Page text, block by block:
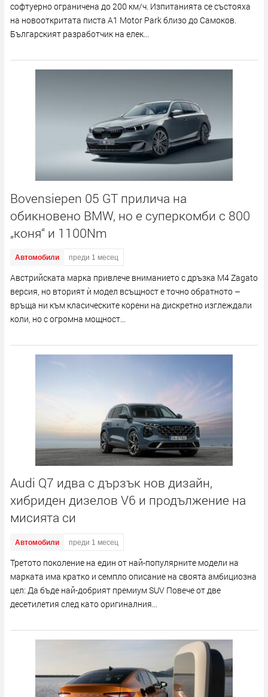
софтуерно ограничена до 200 км/ч. Изпитанията се състояха
на новооткритата писта A1 Motor Park близо до Самоков.
Българският разработчик на елек...
Bovensiepen 05 GT прилича на
обикновено BMW, но е суперкомби с 800
„коня“ и 1100Nm
Автомобили преди 1 месец
Австрийската марка привлече вниманието с дръзка M4 Zagato
версия, но вторият ѝ модел всъщност е точно обратното –
връща ни към класическите корени на дискретно изглеждали
коли, но с огромна мощност...
Audi Q7 идва с дързък нов дизайн,
хибриден дизелов V6 и продължение на
мисията си
Автомобили преди 1 месец
Третото поколение на един от най-популярните модели на
марката има кратко и семпло описание на своята амбициозна
цел: Да бъде най-добрият премиум SUV Повече от две
десетилетия след като оригиналния...